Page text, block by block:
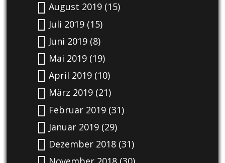
August 2019(15)
Juli 2019(15)
Juni 2019(8)
Mai 2019(19)
April 2019(10)
März 2019(21)
Februar 2019(31)
Januar 2019(29)
Dezember 2018(31)